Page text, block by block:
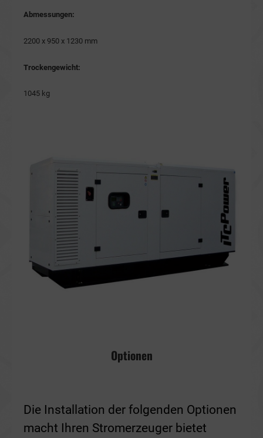
Abmessungen:
2200 x 950 x 1230 mm
Trockengewicht:
1045 kg
Optionen
Die Installation der folgenden Optionen
macht Ihren Stromerzeuger bietet